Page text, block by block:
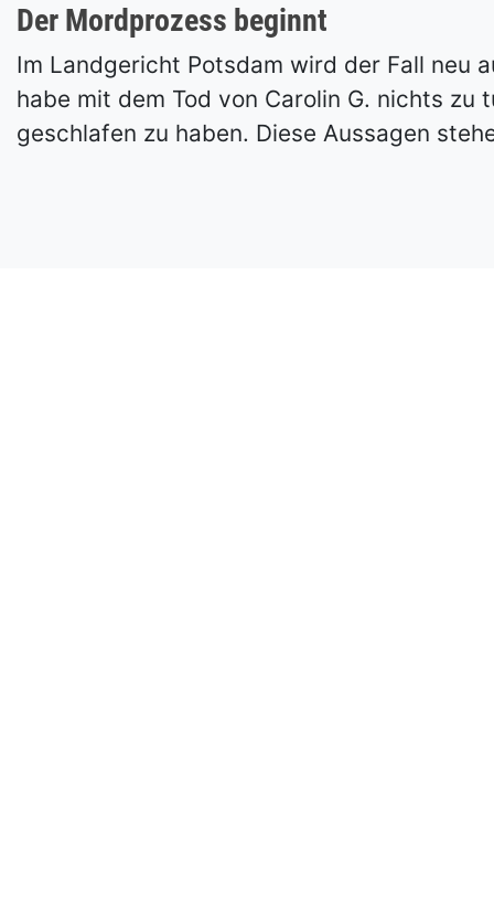
Der Mordprozess beginnt
Im Landgericht Potsdam wird der Fall neu
habe mit dem Tod von Carolin G. nichts
geschlafen zu haben. Diese Aussagen